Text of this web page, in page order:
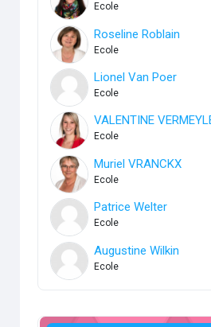
Ecole
Roseline Roblain
Ecole
Lionel Van Poer
Ecole
VALENTINE
Ecole
Muriel VRANCKX
Ecole
Patrice Welter
Ecole
Augustine Wilkin
Ecole